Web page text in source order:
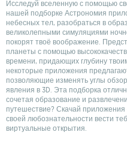
Исследуй вселенную с помощью
нашей подборке Астрономия
небесных тел, разобраться в
великолепными симуляциями
покорят твоё воображение.
планеты с помощью
времени, придающих глубину
некоторые приложения
позволяющие изменять углы
явления в 3D. Эта подборка
сочетая образование и
путешествие? Скачай
своей любознательности вести
виртуальные открытия.